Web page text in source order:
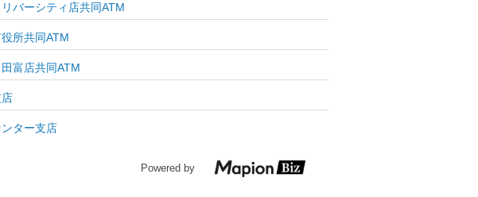
バーシティ店共同ATM
所共同ATM
富店共同ATM
ター支店
Powered by